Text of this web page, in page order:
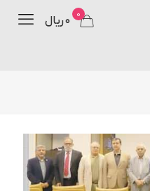
0 ۰ ریال